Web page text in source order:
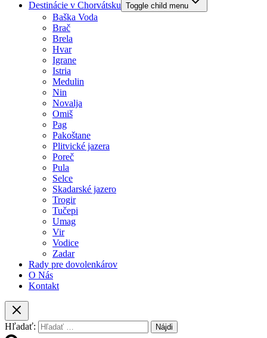
Destinácie v Chorvátsku Toggle child menu
Baška Voda
Brač
Brela
Hvar
Igrane
Istria
Medulin
Nin
Novalja
Omiš
Pag
Pakoštane
Plitvické jazera
Poreč
Pula
Selce
Skadarské jazero
Trogir
Tučepi
Umag
Vir
Vodice
Zadar
Rady pre dovolenkárov
O Nás
Kontakt
Hľadať: